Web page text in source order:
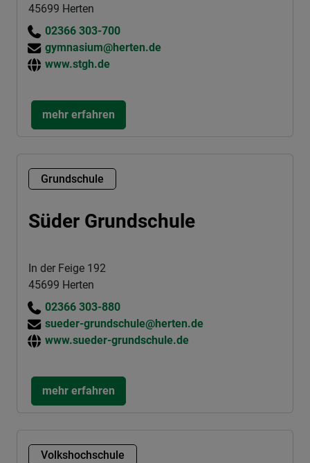
45699 Herten
02366 303-700
gymnasium@herten.de
www.stgh.de
mehr erfahren
Grundschule
Süder Grundschule
In der Feige 192
45699 Herten
02366 303-880
sueder-grundschule@herten.de
www.sueder-grundschule.de
mehr erfahren
Volkshochschule